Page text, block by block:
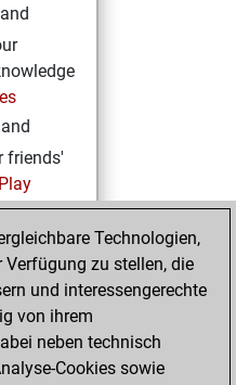
friends'
Play
some
Studies
Technologien,
zu stellen, die
und interessengerechte
von ihrem
neben technisch
Cookies sowie